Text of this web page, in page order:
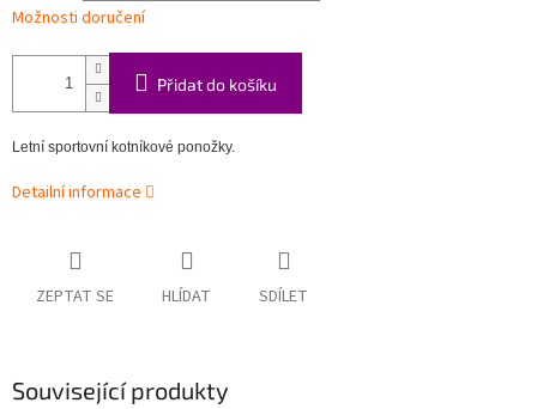
Možnosti doručení
Přidat do košíku
Letní sportovní kotníkové ponožky.
Detailní informace
ZEPTAT SE HLÍDAT SDÍLET
Související produkty